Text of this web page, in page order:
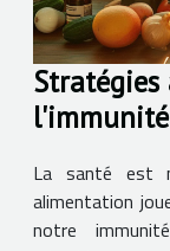
La santé est
alimentation
notre